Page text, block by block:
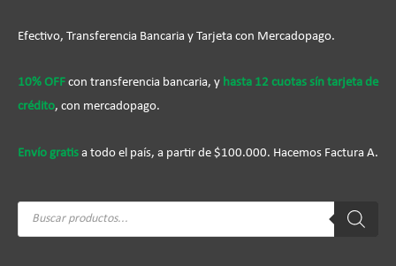
Efectivo, Transferencia Bancaria y Tarjeta con Mercadopago.
10% OFF con transferencia bancaria, y hasta 12 cuotas sín tarjeta de
crédito, con mercadopago.
Envío gratis a todo el país, a partir de $100.000. Hacemos Factura A.
Búsqueda